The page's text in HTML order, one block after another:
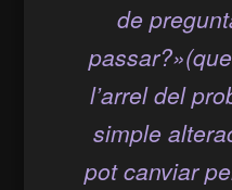
de
l’arrel del
simple
pot canviar